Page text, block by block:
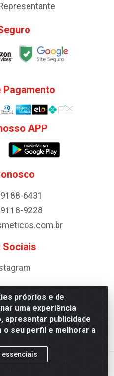
próprios e de
uma experiência
apresentar publicidade
o seu perfil e melhorar a
essenciais
Pagamento
APP
6431
9228
Sociais
Antoneto LTDA - BA-052,
BA, 44600-000 - CNPJ
0001-75